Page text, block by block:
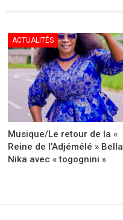
ACTUALITÉS
Musique/Le retour de la «
Reine de l’Adjémélé » Bella
Nika avec « togognini »